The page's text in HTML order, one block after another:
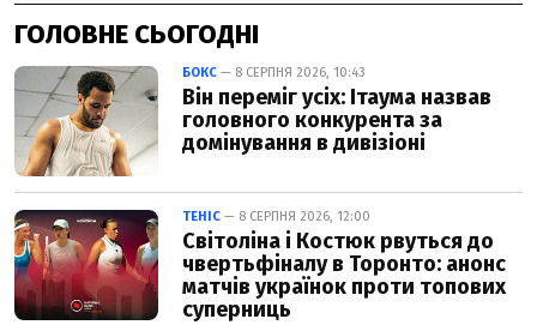
ГОЛОВНЕ СЬОГОДНІ
БОКС — 8 СЕРПНЯ 2026, 10:43
Він переміг усіх: Ітаума назвав
головного конкурента за
домінування в дивізіоні
ТЕНІС — 8 СЕРПНЯ 2026, 12:00
Світоліна і Костюк рвуться до
чвертьфіналу в Торонто: анонс
матчів українок проти топових
суперниць